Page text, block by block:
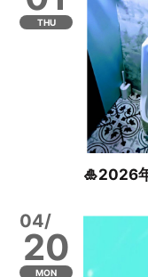
THU
🎍2026
04/
20
MON